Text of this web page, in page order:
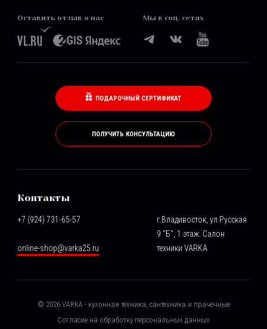
Оставить отзыв о нас Мы в соц. сетях
ПОДАРОЧНЫЙ СЕРТИФИКАТ
ПОЛУЧИТЬ КОНСУЛЬТАЦИЮ
Контакты
+7 (924) 731-65-57
online-shop@varka25.ru
г.Владивосток, ул.Русская
9 "Б", 1 этаж. Салон
техники VARKA
© 2026VARKA - кухонная техника, сантехника и прачечные
Согласие на обработку персональных данных